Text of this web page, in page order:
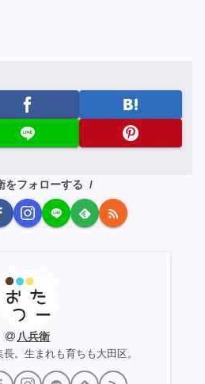
をフォローする
八兵衛
長。生まれも育ちも大田区。